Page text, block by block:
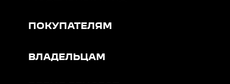
ПОКУПАТЕЛЯМ
ВЛАДЕЛЬЦАМ